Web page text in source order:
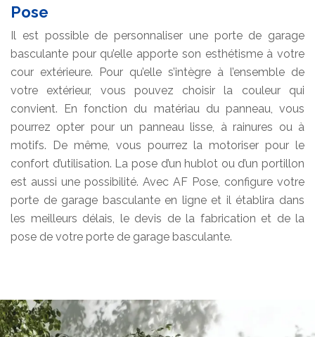
Pose
Il est possible de personnaliser une porte de garage
basculante pour qu’elle apporte son esthétisme à votre
cour extérieure. Pour qu’elle s’intègre à l’ensemble de
votre extérieur, vous pouvez choisir la couleur qui
convient. En fonction du matériau du panneau, vous
pourrez opter pour un panneau lisse, à rainures ou à
motifs. De même, vous pourrez la motoriser pour le
confort d’utilisation. La pose d’un hublot ou d’un portillon
est aussi une possibilité. Avec AF Pose, configure votre
porte de garage basculante en ligne et il établira dans
les meilleurs délais, le devis de la fabrication et de la
pose de votre porte de garage basculante.